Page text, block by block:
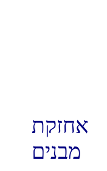
אחזקת
מבנים